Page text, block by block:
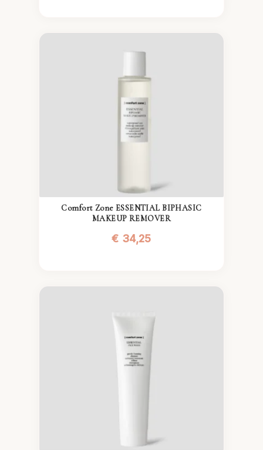
Comfort Zone ESSENTIAL BIPHASIC
MAKEUP REMOVER
€ 34,25